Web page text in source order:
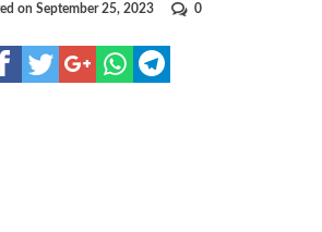
किशन की शादी फिक्स, गर्लफ्रेंड से होगी शादी..
के लिए खुशखबरी.. बिहटा से भी बड़ा बनेगा एयरपोर्ट ..
on September 25, 2023 0